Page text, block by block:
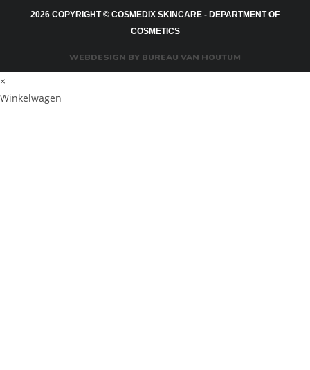
2026 COPYRIGHT © COSMEDIX SKINCARE - DEPARTMENT OF
COSMETICS
WEBDESIGN BY BUREAU VAN HOUTUM
×
Winkelwagen